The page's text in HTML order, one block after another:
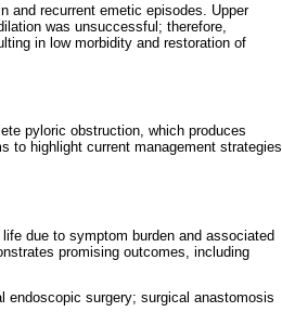
and recurrent emetic episodes. Upper
was unsuccessful; therefore,
in low morbidity and restoration of
pyloric obstruction, which produces
to highlight current management strategies
due to symptom burden and associated
promising outcomes, including
endoscopic surgery; surgical anastomosis